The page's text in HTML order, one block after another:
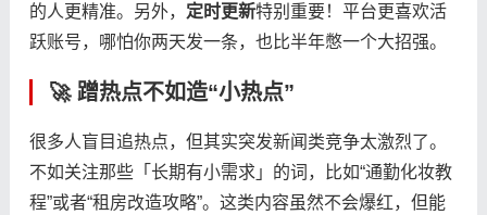
的人更精准。另外，​ ​定时更新​​特别重要！平台更喜欢活
跃账号，哪怕你两天发一条，也比半年憋一个大招强。
🚀 蹭热点不如造“小热点”
很多人盲目追热点，但其实突发新闻类竞争太激烈了。
不如关注那些「长期有小需求」的词，比如“通勤化妆教
程”或者“租房改造攻略”。这类内容虽然不会爆红，但能